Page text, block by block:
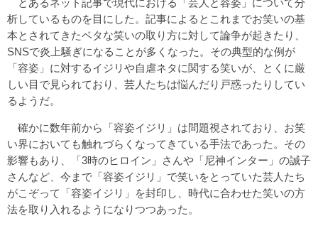
析しているものを目にした。記事によるとこれまでお笑いの基
本とされてきたベタな笑いの取り方に対して論争が起きたり、
SNSで炎上騒ぎになることが多くなった。その典型的な例が
「容姿」に対するイジリや自虐ネタに関する笑いが、とくに厳
しい目で見られており、芸人たちは悩んだり戸惑ったりしてい
るようだ。
確かに数年前から「容姿イジリ」は問題視されており、お笑
い界においても触れづらくなってきている手法であった。その
影響もあり、「3時のヒロイン」さんや「尼神インター」の誠子
さんなど、今まで「容姿イジリ」で笑いをとっていた芸人たち
がこぞって「容姿イジリ」を封印し、時代に合わせた笑いの方
法を取り入れるようになりつつあった。